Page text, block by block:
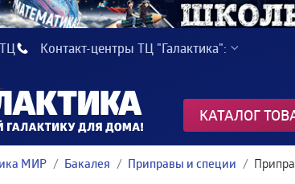
Контакт-центры ТЦ "Галактика":
КАТАЛОГ
МИР Бакалея Приправы и специи